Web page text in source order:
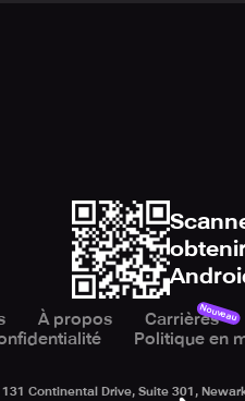
À propos CarrièresNouveau
Politique en
131 Continental Drive, Suite 301,